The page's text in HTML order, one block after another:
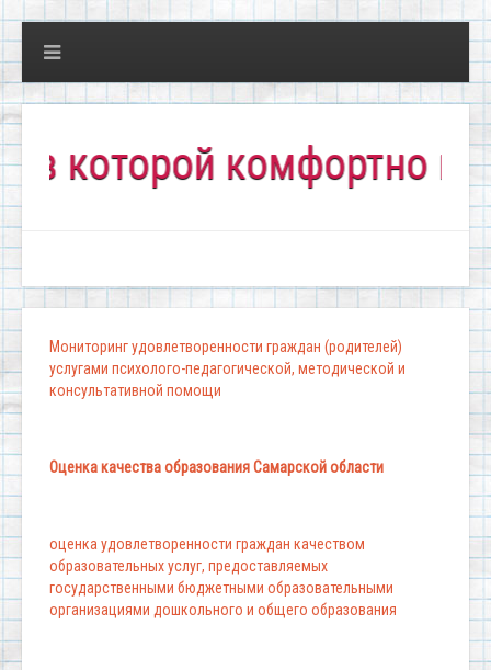
комфортно всем!"
Мониторинг удовлетворенности граждан (родителей)
услугами психолого-педагогической, методической и
консультативной помощи
Оценка качества образования Самарской области
оценка удовлетворенности граждан качеством
образовательных услуг, предоставляемых
государственными бюджетными образовательными
организациями дошкольного и общего образования